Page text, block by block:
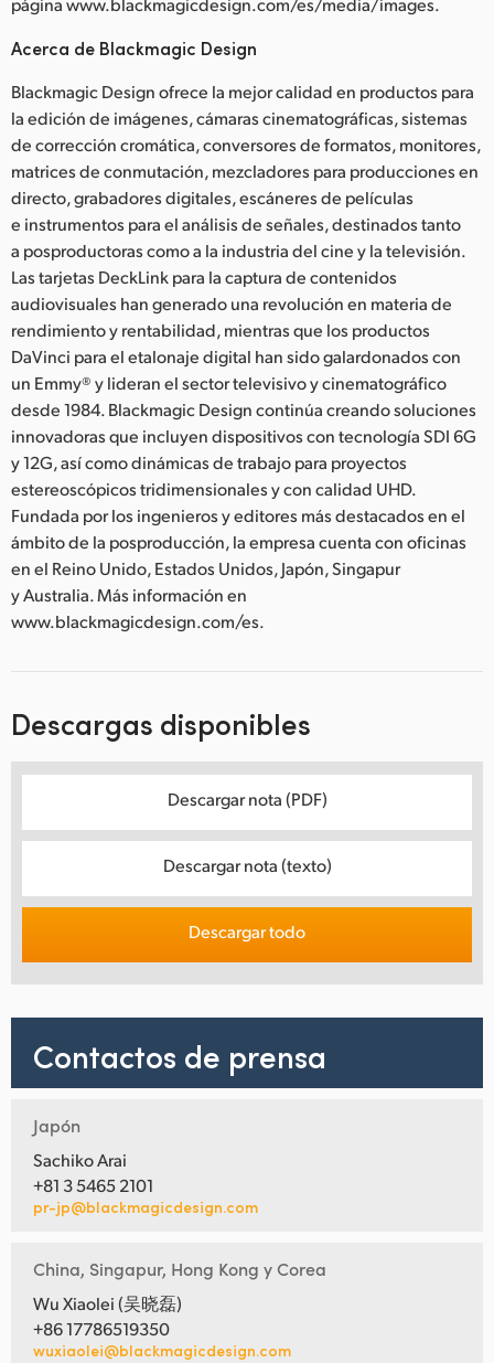
Acerca de Blackmagic Design
Blackmagic Design ofrece la mejor calidad en productos para
la edición de imágenes, cámaras cinematográficas, sistemas
de corrección cromática, conversores de formatos, monitores,
matrices de conmutación, mezcladores para producciones en
directo, grabadores digitales, escáneres de películas
e instrumentos para el análisis de señales, destinados tanto
a posproductoras como a la industria del cine y la televisión.
Las tarjetas DeckLink para la captura de contenidos
audiovisuales han generado una revolución en materia de
rendimiento y rentabilidad, mientras que los productos
DaVinci para el etalonaje digital han sido galardonados con
un Emmy® y lideran el sector televisivo y cinematográfico
desde 1984. Blackmagic Design continúa creando soluciones
innovadoras que incluyen dispositivos con tecnología SDI 6G
y 12G, así como dinámicas de trabajo para proyectos
estereoscópicos tridimensionales y con calidad UHD.
Fundada por los ingenieros y editores más destacados en el
ámbito de la posproducción, la empresa cuenta con oficinas
en el Reino Unido, Estados Unidos, Japón, Singapur
y Australia. Más información en
www.blackmagicdesign.com/es.
Descargas disponibles
Descargar nota (PDF)
Descargar nota (texto)
Descargar todo
Contactos de prensa
Japón
Sachiko Arai
+81 3 5465 2101
pr-jp@blackmagicdesign.com
China, Singapur, Hong Kong y Corea
Wu Xiaolei (吴晓磊)
+86 17786519350
wuxiaolei@blackmagicdesign.com